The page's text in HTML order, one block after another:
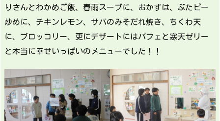
りさんとわかめご飯、春雨スープに、おかずは、ぶたピー
炒めに、チキンレモン、サバのみそだれ焼き、ちくわ天
に、ブロッコリー、更にデザートにはパフェと寒天ゼリー
と本当に幸せいっぱいのメニューでした！！